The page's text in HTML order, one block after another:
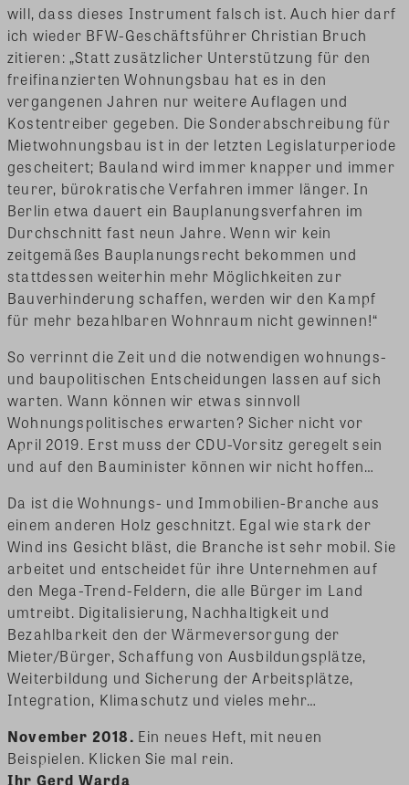
will, dass dieses Instrument falsch ist. Auch hier darf
ich wieder BFW-Geschäftsführer Christian Bruch
zitieren: „Statt zusätzlicher Unterstützung für den
freifinanzierten Wohnungsbau hat es in den
vergangenen Jahren nur weitere Auflagen und
Kostentreiber gegeben. Die Sonderabschreibung für
Mietwohnungsbau ist in der letzten Legislaturperiode
gescheitert; Bauland wird immer knapper und immer
teurer, bürokratische Verfahren immer länger. In
Berlin etwa dauert ein Bauplanungsverfahren im
Durchschnitt fast neun Jahre. Wenn wir kein
zeitgemäßes Bauplanungsrecht bekommen und
stattdessen weiterhin mehr Möglichkeiten zur
Bauverhinderung schaffen, werden wir den Kampf
für mehr bezahlbaren Wohnraum nicht gewinnen!“
So verrinnt die Zeit und die notwendigen wohnungs-
und baupolitischen Entscheidungen lassen auf sich
warten. Wann können wir etwas sinnvoll
Wohnungspolitisches erwarten? Sicher nicht vor
April 2019. Erst muss der CDU-Vorsitz geregelt sein
und auf den Bauminister können wir nicht hoffen…
Da ist die Wohnungs- und Immobilien-Branche aus
einem anderen Holz geschnitzt. Egal wie stark der
Wind ins Gesicht bläst, die Branche ist sehr mobil. Sie
arbeitet und entscheidet für ihre Unternehmen auf
den Mega-Trend-Feldern, die alle Bürger im Land
umtreibt. Digitalisierung, Nachhaltigkeit und
Bezahlbarkeit den der Wärmeversorgung der
Mieter/Bürger, Schaffung von Ausbildungsplätze,
Weiterbildung und Sicherung der Arbeitsplätze,
Integration, Klimaschutz und vieles mehr…
November 2018. Ein neues Heft, mit neuen
Beispielen. Klicken Sie mal rein.
Ihr Gerd Warda